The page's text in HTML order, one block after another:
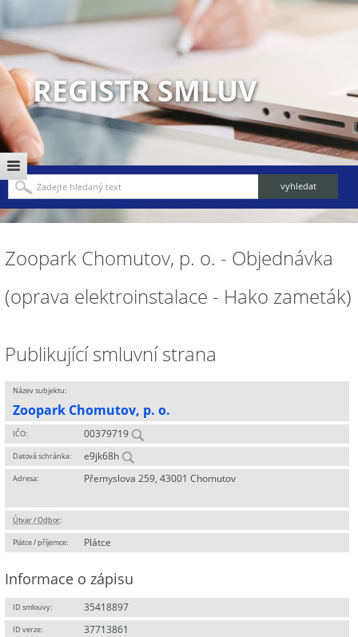
REGISTR SMLUV
Zoopark Chomutov, p. o. - Objednávka
(oprava elektroinstalace - Hako zameták)
Publikující smluvní strana
Název subjektu:
Zoopark Chomutov, p. o.
IČO: 00379719
Datová schránka: e9jk68h
Adresa: Přemyslova 259, 43001 Chomutov
Útvar / Odbor:
Plátce / příjemce: Plátce
Informace o zápisu
ID smlouvy: 35418897
ID verze: 37713861